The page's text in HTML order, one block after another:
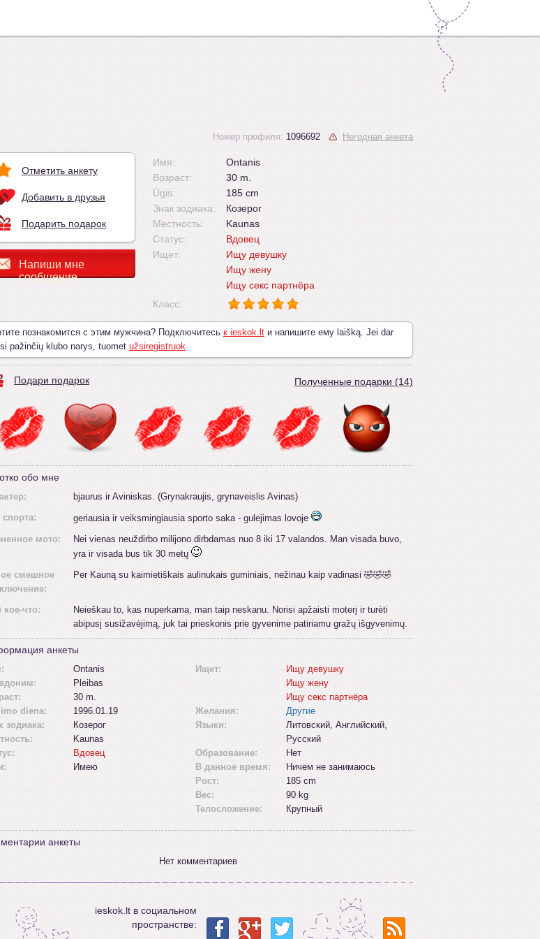
Отметить анкету
Добавить в друзья
Подарить подарок
Напиши мне
сообщение
Номер профиля: 1096692 Негодная анкета
Имя:
Ontanis
Возраст:
30 m.
Ūgis:
185 cm
Знак зодиака:
Козерог
Местность:
Kaunas
Статус:
Вдовец
Ищет:
Ищу девушку
Ищу жену
Ищу секс партнёра
Класс:
познакомится с этим мужчина? Подключитесь к ieskok.lt и напишите ему laišką. Jei dar
pažinčių klubo narys, tuomet užsiregistruok.
Подари подарок Полученные подарки (14)
обо мне
bjaurus ir Aviniskas. (Grynakraujis, grynaveislis Avinas)
спорта:
geriausia ir veiksmingiausia sporto saka - gulejimas lovoje
мото:
Nei vienas neuždirbo milijono dirbdamas nuo 8 iki 17 valandos. Man visada buvo,
yra ir visada bus tik 30 metų
смешное
Per Kauną su kaimietiškais aulinukais guminiais, nežinau kaip vadinasi 🤣🤣🤣
кое-что:
Neieškau to, kas nuperkama, man taip neskanu. Norisi apžaisti moterį ir turėti
abipusį susižavėjimą, juk tai prieskonis prie gyvenime patiriamu gražų išgyvenimų.
анкеты
Ontanis
Pleibas
30 m.
diena:
1996.01.19
зодиака:
Козерог
Kaunas
Вдовец
Имею
Ищет:
Ищу девушку
Ищу жену
Ищу секс партнёра
Желания:
Другие
Языки:
Литовский, Английский,
Русский
Образование:
Нет
В данное время:
Ничем не занимаюсь
Рост:
185 cm
Вес:
90 kg
Телосложение:
Крупный
анкеты
Нет комментариев
ieskok.lt в социальном
пространстве: